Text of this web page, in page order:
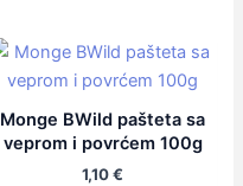
Monge BWild pašteta sa
veprom i povrćem 100g
1,10€